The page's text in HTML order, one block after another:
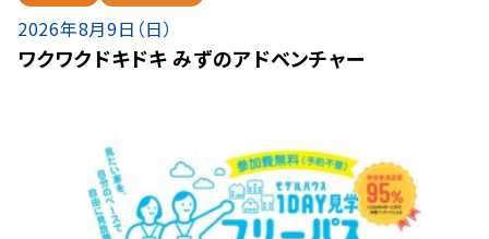
2026年8月9日（日）
ワクワクドキドキ みずのアドベンチャー